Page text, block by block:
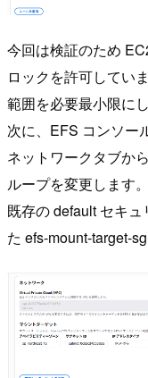
今回は検証のため
ロックを許可してい
範囲を必要最小限に
次に、EFS コンソー
ネットワークタブか
ループを変更します。
既存の default セキ
た efs-mount-target-